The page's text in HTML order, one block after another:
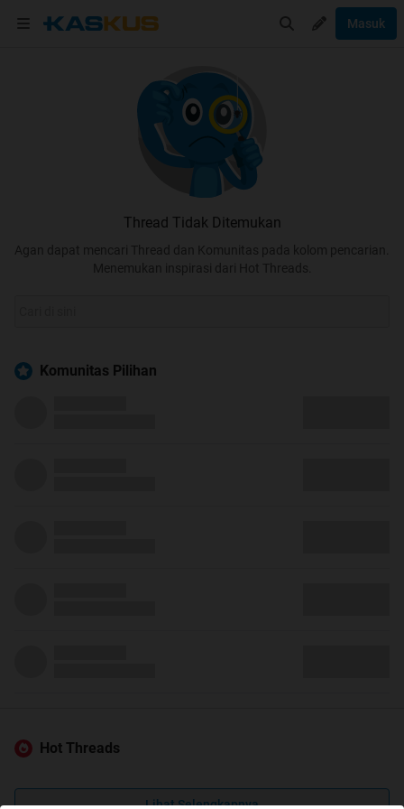
Masuk
Thread Tidak Ditemukan
Agan dapat mencari Thread dan Komunitas pada kolom pencarian.
Menemukan inspirasi dari Hot Threads.
Komunitas Pilihan
Hot Threads
Lihat Selengkapnya